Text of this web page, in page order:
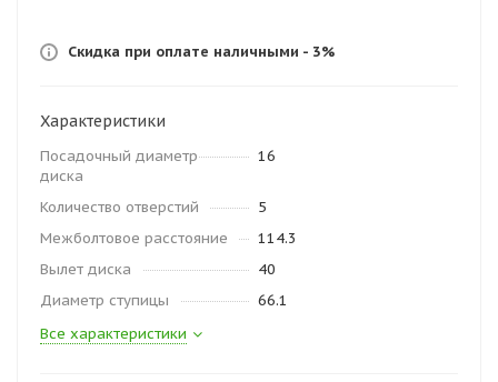
Скидка при оплате наличными - 3%
Характеристики
Посадочный диаметр
диска
16
Количество отверстий
5
Межболтовое расстояние
114.3
Вылет диска
40
Диаметр ступицы
66.1
Все характеристики